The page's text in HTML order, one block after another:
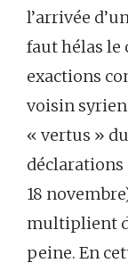
l’arrivée
faut hélas le
exactions
voisin
« vertus »
déclarations
18
multiplient
peine. En